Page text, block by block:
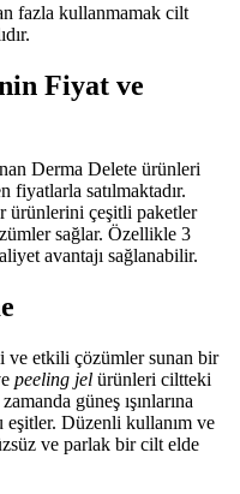
fazla kullanmamak cilt
Fiyat ve
Derma Delete ürünleri
fiyatlarla satılmaktadır.
ürünlerini çeşitli paketler
sağlar. Özellikle 3
avantajı sağlanabilir.
ve etkili çözümler sunan bir
peeling jel ürünleri ciltteki
güneş ışınlarına
eşitler. Düzenli kullanım ve
ve parlak bir cilt elde